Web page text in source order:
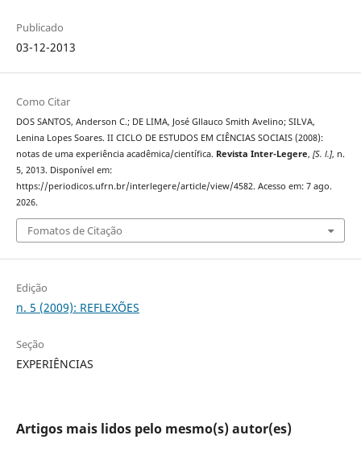
Publicado
03-12-2013
Como Citar
DOS SANTOS, Anderson C.; DE LIMA, José Gllauco Smith Avelino; SILVA,
Lenina Lopes Soares. II CICLO DE ESTUDOS EM CIÊNCIAS SOCIAIS (2008):
notas de uma experiência acadêmica/científica. Revista Inter-Legere, [S. l.], n.
5, 2013. Disponível em:
https://periodicos.ufrn.br/interlegere/article/view/4582. Acesso em: 7 ago.
2026.
Fomatos de Citação
Edição
n. 5 (2009): REFLEXÕES
Seção
EXPERIÊNCIAS
Artigos mais lidos pelo mesmo(s) autor(es)